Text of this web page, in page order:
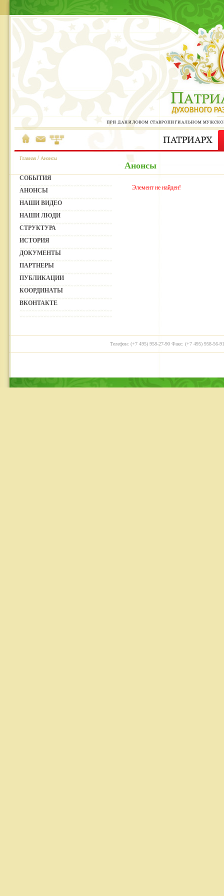
Главная / Анонсы
Анонсы
СОБЫТИЯ
АНОНСЫ
НАШИ ВИДЕО
НАШИ ЛЮДИ
СТРУКТУРА
ИСТОРИЯ
ДОКУМЕНТЫ
ПАРТНЕРЫ
ПУБЛИКАЦИИ
КООРДИНАТЫ
ВКОНТАКТЕ
Элемент не найден!
Телефон: (+7 495) 958-27-90 Факс: (+7 495) 958-56-